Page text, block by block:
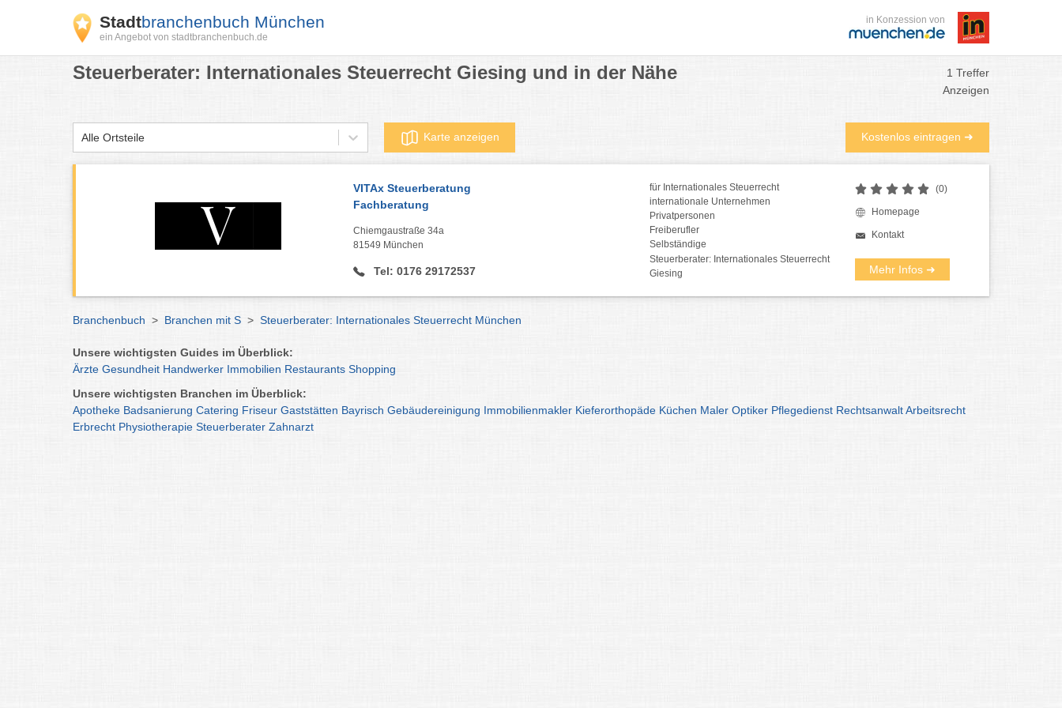
Stadtbranchenbuch München
ein Angebot von stadtbranchenbuch.de
in Konzession von
Steuerberater: Internationales Steuerrecht Giesing und in der Nähe
1 Treffer
Anzeigen
Alle Ortsteile Karte anzeigen Kostenlos eintragen ➜
VITAx Steuerberatung
Fachberatung
Chiemgaustraße 34a
81549 München
Tel: 0176 29172537
für Internationales Steuerrecht
internationale Unternehmen
Privatpersonen
Freiberufler
Selbständige
Steuerberater: Internationales Steuerrecht
Giesing
(0)
Homepage
Kontakt
Mehr Infos ➜
Branchenbuch > Branchen mit S > Steuerberater: Internationales Steuerrecht München
Unsere wichtigsten Guides im Überblick:
Ärzte Gesundheit Handwerker Immobilien Restaurants Shopping
Unsere wichtigsten Branchen im Überblick:
Apotheke Badsanierung Catering Friseur Gaststätten Bayrisch Gebäudereinigung Immobilienmakler Kieferorthopäde Küchen Maler Optiker Pflegedienst RechtsanwaltArbeitsrecht
Erbrecht Physiotherapie Steuerberater Zahnarzt